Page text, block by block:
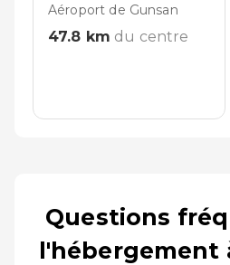
Aéroport de Gunsan
47.8 km du centre
Questions
l'hébergement